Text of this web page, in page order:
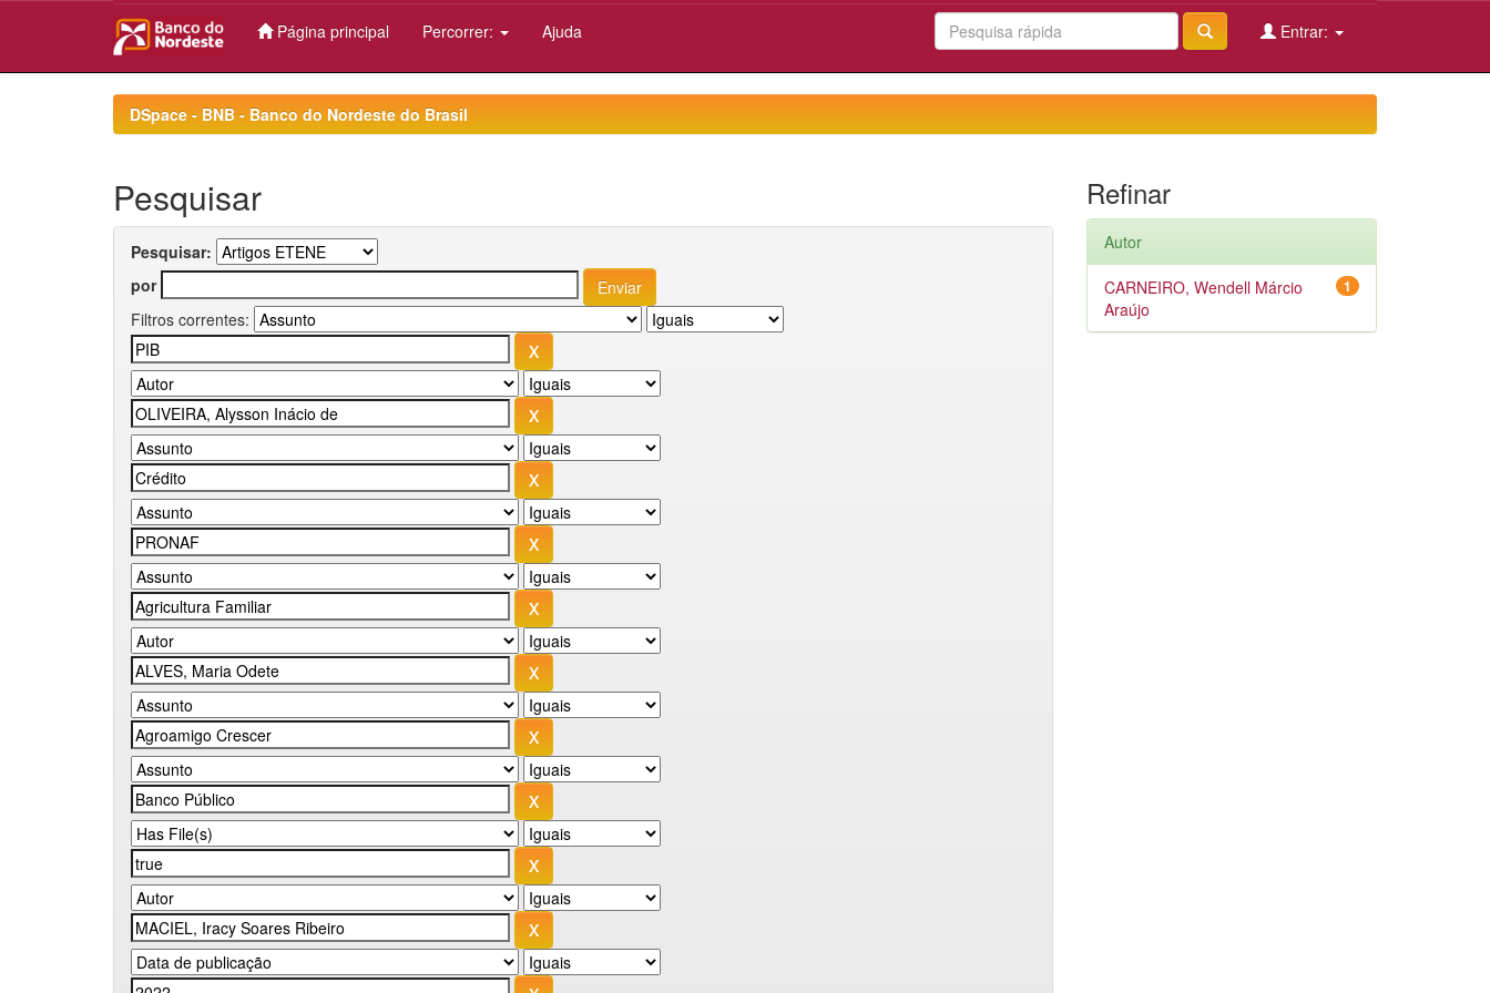
Página principal Percorrer: Ajuda Entrar:
DSpace - BNB - Banco do Nordeste do Brasil
Pesquisar
Pesquisar:
por
Filtros correntes:
Refinar
Autor
1
CARNEIRO, Wendell Márcio
Araújo